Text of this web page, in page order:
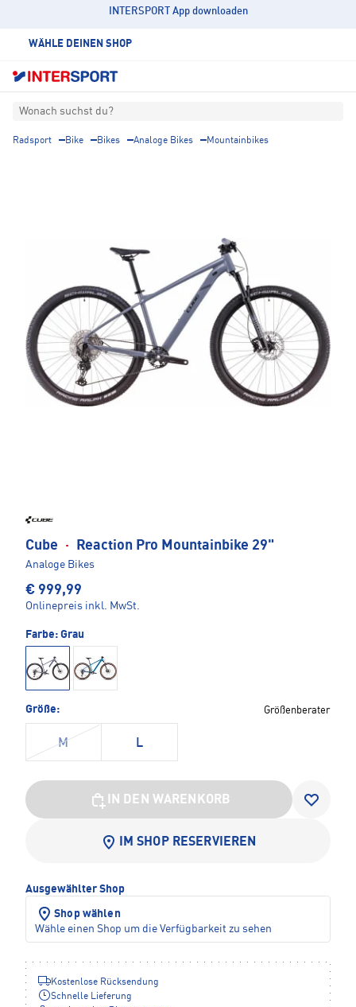
INTERSPORT App downloaden
WÄHLE DEINEN SHOP
Wonach suchst du?
Radsport Bike Bikes Analoge Bikes Mountainbikes
Cube · Reaction Pro Mountainbike 29"
Analoge Bikes
€ 999,99
Onlinepreis inkl. MwSt.
Farbe: Grau
Größe: Größenberater
M L
IN DEN WARENKORB
IM SHOP RESERVIEREN
Ausgewählter Shop
Shop wählen
Wähle einen Shop um die Verfügbarkeit zu sehen
Kostenlose Rücksendung
Schnelle Lieferung